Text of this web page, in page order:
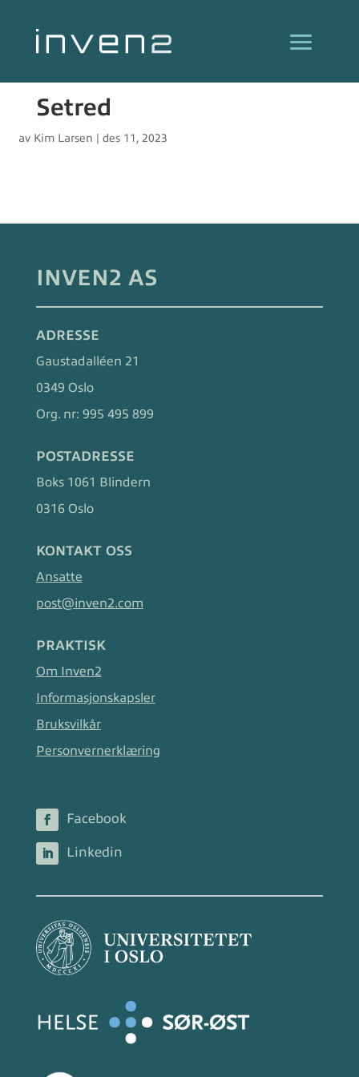
Setred
av Kim Larsen des 11, 2023
INVEN2 AS
ADRESSE
Gaustadalléen 21
0349 Oslo
Org. nr: 995 495 899
POSTADRESSE
Boks 1061 Blindern
0316 Oslo
KONTAKT OSS
Ansatte
post@inven2.com
PRAKTISK
Om Inven2
Informasjonskapsler
Bruksvilkår
Personvernerklæring